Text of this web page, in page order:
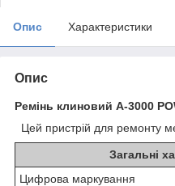
Опис Характеристики
Опис
Ремінь клиновий А-3000
Цей пристрій для ремонту
Загальні
Цифрова маркування